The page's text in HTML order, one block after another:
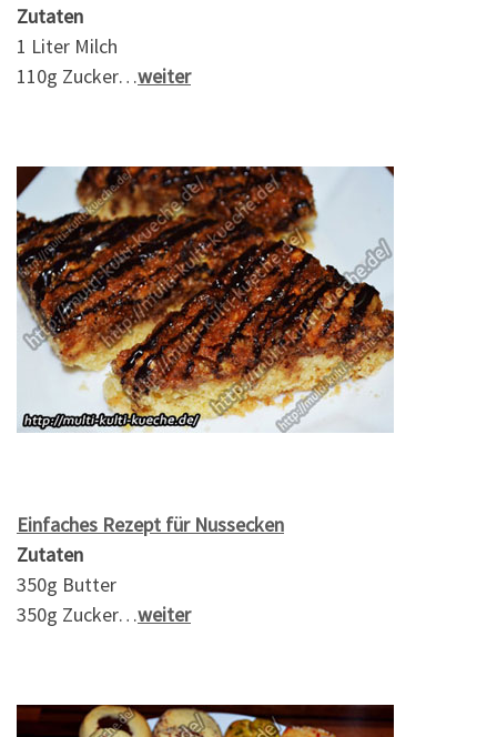
Zutaten
1 Liter Milch
110g Zucker…weiter
Einfaches Rezept für Nussecken
Zutaten
350g Butter
350g Zucker…weiter